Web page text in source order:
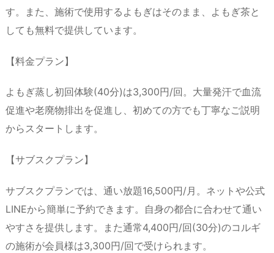
す。また、施術で使用するよもぎはそのまま、よもぎ茶と
しても無料で提供しています。
【料金プラン】
よもぎ蒸し初回体験(40分)は3,300円/回。大量発汗で血流
促進や老廃物排出を促進し、初めての方でも丁寧なご説明
からスタートします。
【サブスクプラン】
サブスクプランでは、通い放題16,500円/月。ネットや公式
LINEから簡単に予約できます。自身の都合に合わせて通い
やすさを提供します。また通常4,400円/回(30分)のコルギ
の施術が会員様は3,300円/回で受けられます。